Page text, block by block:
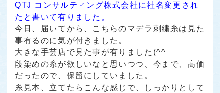
QTJ コンサルティング株式会社に社名変更され
たと書いて有りました。
今日、届いてから、こちらのマデラ刺繍糸は見た
事有るのに気が付きました。
大きな手芸店で見た事が有りました(^^ゞ
段染めの糸が欲しいなと思いつつ、今まで、高価
だったので、保留にしていました。
糸見本、立てたらこんな感じで、しっかりとして